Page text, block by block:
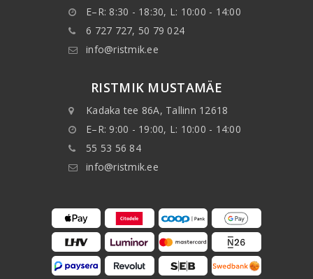
E–R: 8:30 - 18:30, L: 10:00 - 14:00
6 727 727, 50 79 024
info@ristmik.ee
RISTMIK MUSTAMÄE
Kadaka tee 86A, Tallinn 12618
E–R: 9:00 - 19:00, L: 10:00 - 14:00
55 53 56 84
info@ristmik.ee